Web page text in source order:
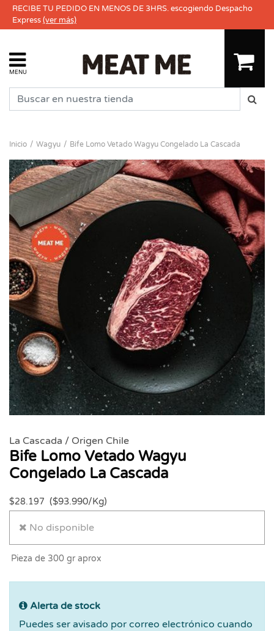
RECIBE TU PEDIDO EN MENOS DE 3HRS. escogiendo Despacho
Express(ver más)
MENU
Inicio Wagyu Bife Lomo Vetado Wagyu Congelado La Cascada
La Cascada / Origen Chile
Bife Lomo Vetado Wagyu
Congelado La Cascada
$28.197 ($93.990/Kg)
No disponible
Pieza de 300 gr aprox
Alerta de stock
Puedes ser avisado por correo electrónico cuando